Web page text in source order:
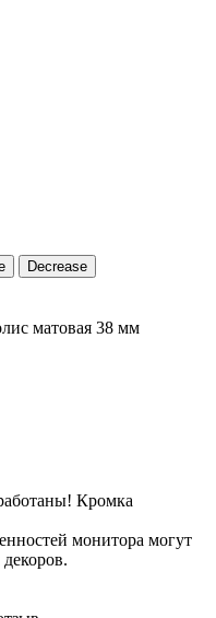
Кромка
монитора могут